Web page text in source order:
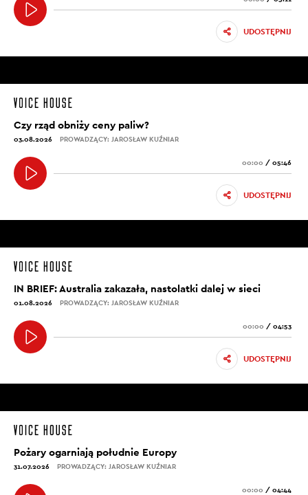
UDOSTĘPNIJ
Czy rząd obniży ceny paliw?
03.08.2026 PROWADZĄCY: JAROSŁAW KUŹNIAR
00:00 / 05:46
UDOSTĘPNIJ
IN BRIEF: Australia zakazała, nastolatki dalej w sieci
01.08.2026 PROWADZĄCY: JAROSŁAW KUŹNIAR
00:00 / 04:53
UDOSTĘPNIJ
Pożary ogarniają południe Europy
31.07.2026 PROWADZĄCY: JAROSŁAW KUŹNIAR
00:00 / 04:44